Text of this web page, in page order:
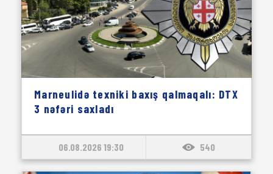
Marneulidə texniki baxış qalmaqalı: DTX
3 nəfəri saxladı
06.08.2026 19:30 540